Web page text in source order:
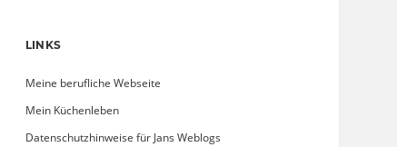
LINKS
Meine berufliche Webseite
Mein Küchenleben
Datenschutzhinweise für Jans Weblogs